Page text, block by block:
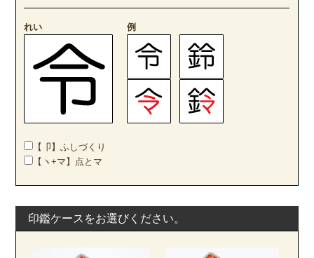
れい 例
【卩】ふしづくり
【ヽ+マ】点とマ
印鑑ケースをお選びください。